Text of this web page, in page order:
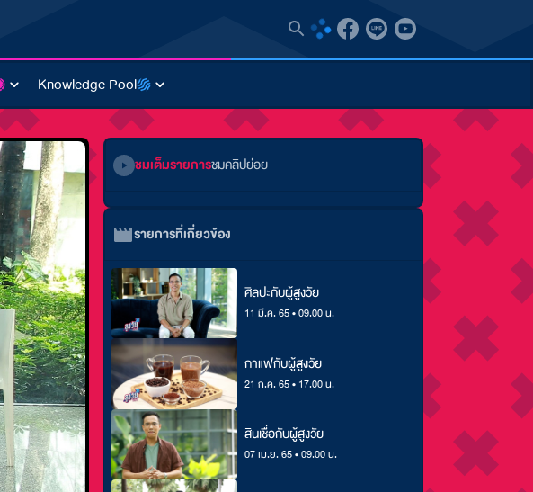
Knowledge Pool
ชมเต็มรายการชมคลิปย่อย
รายการที่เกี่ยวข้อง
ศิลปะกับผู้สูงวัย
11 มี.ค. 65 • 09.00 น.
กาแฟกับผู้สูงวัย
21 ก.ค. 65 • 17.00 น.
สินเชื่อกับผู้สูงวัย
07 เม.ย. 65 • 09.00 น.